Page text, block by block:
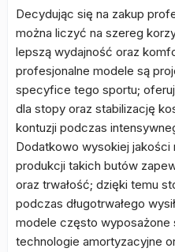
Decydując się na zakup
można liczyć na szereg
lepszą wydajność oraz
profesjonalne modele są
specyfice tego sportu;
dla stopy oraz stabilizację
kontuzji podczas
Dodatkowo wysokiej jakości
produkcji takich butów
oraz trwałość; dzięki temu
podczas długotrwałego
modele często wyposażone
technologie amortyzacyjne